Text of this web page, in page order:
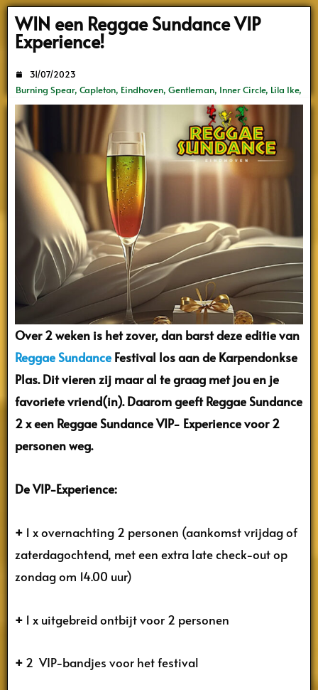
WIN een Reggae Sundance VIP
Experience!
Burning Spear, Capleton, Eindhoven, Gentleman, Inner Circle, Lila Ike,
Reggae festivals,Reggae Sundance
31/07/2023
Over 2 weken is het zover, dan barst deze editie van
Reggae Sundance Festival los aan de Karpendonkse
Plas. Dit vieren zij maar al te graag met jou en je
favoriete vriend(in). Daarom geeft Reggae Sundance
2 x een Reggae Sundance VIP- Experience voor 2
personen weg.
De VIP-Experience:
+ 1 x overnachting 2 personen (aankomst vrijdag of
zaterdagochtend, met een extra late check-out op
zondag om 14.00 uur)
+ 1 x uitgebreid ontbijt voor 2 personen
+ 2 VIP-bandjes voor het festival